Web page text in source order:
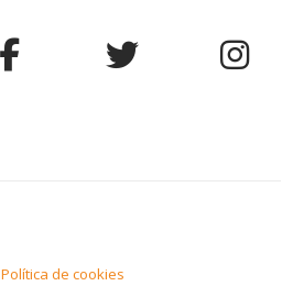
Política de cookies